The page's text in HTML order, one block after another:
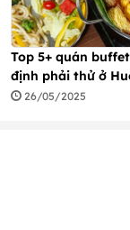
Top 5+ quán
định phải thử ở
26/05/2025